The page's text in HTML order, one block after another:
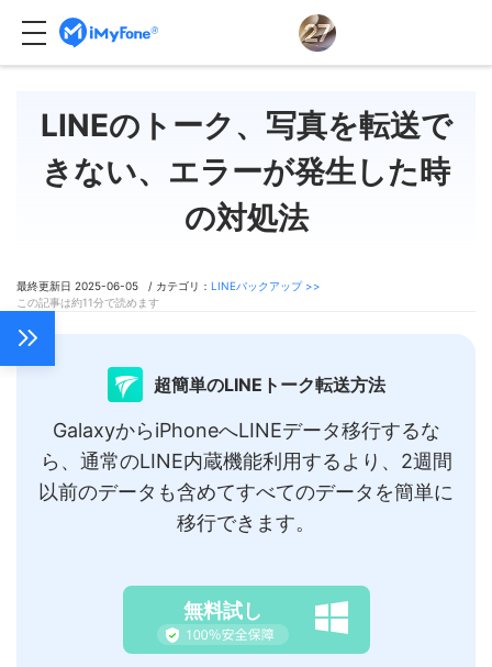
LINEのトーク、写真を転送で
きない、エラーが発生した時
の対処法
最終更新日 2025-06-05 / カテゴリ： LINEバックアップ >>
この記事は約11分で読めます
超簡単のLINEトーク転送方法
GalaxyからiPhoneへLINEデータ移行するな
ら、通常のLINE内蔵機能利用するより、2週間
以前のデータも含めてすべてのデータを簡単に
移行できます。
無料試し